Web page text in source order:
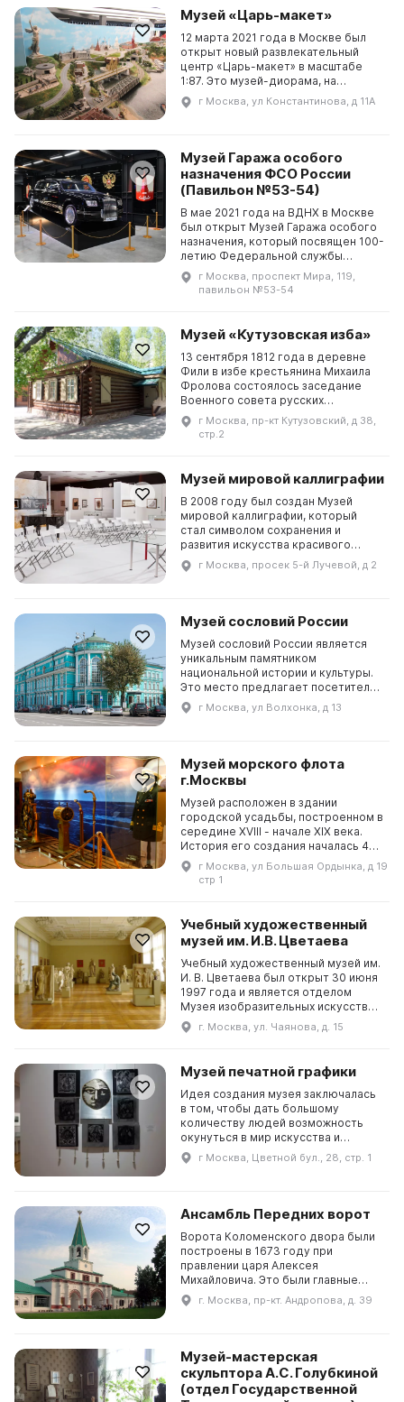
с мезонином и 250 художественных
произведений. Сегодня коллекция
музея состоит ...
Музей «Царь-макет»
12 марта 2021 года в Москве был
открыт новый развлекательный
центр «Царь-макет» в масштабе
1:87. Это музей-диорама, на
которой представлены известные и
знаменитые объекты, города и
Здесь можно увидеть
архитектурные памятники разных
го...
г Москва, ул Константинова, д 11А
Музей Гаража особого
назначения ФСО России
(Павильон №53-54)
В мае 2021 года на ВДНХ в Москве
был открыт Музей Гаража особого
назначения, который посвящен 100-
летию Федеральной службы
охраны Российской Федерации. В
музее представлены более 50
техники: автомобили и мотоциклы
императора Николая II, автомобили
...
г Москва, проспект Мира, 119,
павильон №53-54
Музей «Кутузовская изба»
13 сентября 1812 года в деревне
Фили в избе крестьянина Михаила
Фролова состоялось заседание
Военного совета русских
генералов. В 1883 году место, на
котором находилась изба Военного
совета, было отмечено памятным
предложению и на средства
Общества офицеров
Гренадерского ко...
г Москва, пр-кт Кутузовский, д 38,
стр.2
Музей мировой каллиграфии
В 2008 году был создан Музей
мировой каллиграфии, который
стал символом сохранения и
развития искусства красивого
письма для будущих поколений. В
его коллекции более 4 000 работ
представлены работы каллиграфии
разных народов, государств, рел...
г Москва, просек 5-й Лучевой, д 2
Музей сословий России
Музей сословий России является
уникальным памятником
национальной истории и культуры.
Это место предлагает посетителям
проникнуться атмосферой
прошлого и почувствовать дух
и памятники культуры, отражающие
историю и традиции сословий
России. Зде...
г Москва, ул Волхонка, д 13
Музей морского флота
г.Москвы
Музей расположен в здании
городской усадьбы, построенном в
середине XVIII - начале XIX века.
История его создания началась 4
марта 1958 г., когда Ю. В. Савинов
подписал приказ об организации
Выставки морского флота в
морского флота СССР В. Г. Бакаев и
адмирал флота ...
г Москва, ул Большая Ордынка, д 19
стр 1
Учебный художественный
музей им. И.В. Цветаева
Учебный художественный музей им.
И. В. Цветаева был открыт 30 июня
1997 года и является отделом
Музея изобразительных искусств
им. А. С. Пушкина, а также частью
Музейного центра Российского
университета. Здесь вы можете
увидеть более 750 слепков и копий
памятников иску...
г. Москва, ул. Чаянова, д. 15
Музей печатной графики
Идея создания музея заключалась
в том, чтобы дать большому
количеству людей возможность
окунуться в мир искусства и
почувствовать дух демократии. В
музее представлены мастерские
Пабло Пикассо, Сальвадора Дали,
Жана Кокто, Эгона Шиле, Эрте,
Энд...
г Москва, Цветной бул., 28, стр. 1
Ансамбль Передних ворот
Ворота Коломенского двора были
построены в 1673 году при
правлении царя Алексея
Михайловича. Это были главные
ворота летней резиденции,
поскольку парадный въезд в
были оформлены в стиле того
времени: центральной частью
ансамбля стало сложное здан...
г. Москва, пр-кт. Андропова, д. 39
Музей-мастерская
скульптора А.С. Голубкиной
(отдел Государственной